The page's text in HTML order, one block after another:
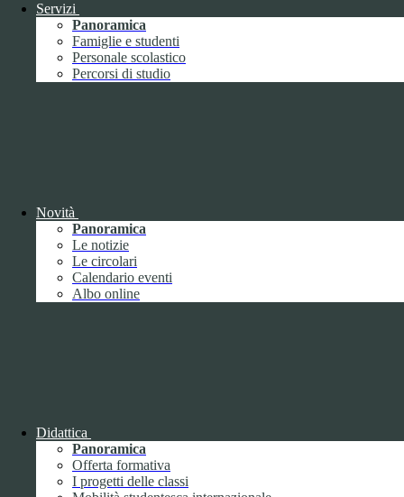
Servizi
Panoramica
Famiglie e studenti
Personale scolastico
Percorsi di studio
Novità
Panoramica
Le notizie
Le circolari
Calendario eventi
Albo online
Didattica
Panoramica
Offerta formativa
I progetti delle classi
Bandi di concorso (da pubblicare in
tabelle)
Performance1
Sistema di misurazione e valutazione della
performance